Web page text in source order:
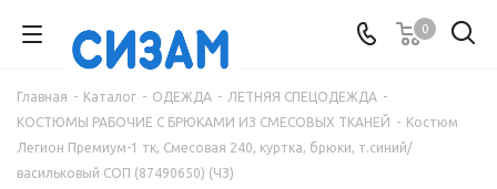
0
Главная - Каталог - ОДЕЖДА - ЛЕТНЯЯ СПЕЦОДЕЖДА -
КОСТЮМЫ РАБОЧИЕ С БРЮКАМИ ИЗ СМЕСОВЫХ ТКАНЕЙ - Костюм
Легион Премиум-1 тк, Смесовая 240, куртка, брюки, т.синий/
васильковый СОП (87490650) (ЧЗ)